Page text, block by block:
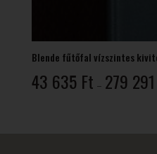
Blende fűtőfal vízszintes
43 635 Ft – 279 291